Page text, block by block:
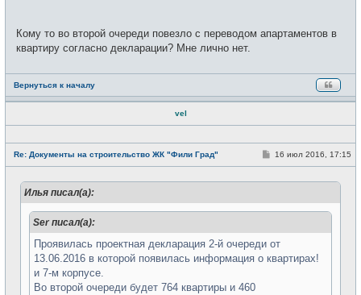
Кому то во второй очереди повезло с переводом апартаментов в
квартиру согласно декларации? Мне лично нет.
Вернуться к началу
vel
Н
е
в
с
Re: Документы на строительство ЖК "Фили Град"
С
б
е
н
е
16 июл 2016, 17:15
Илья писал(а):
Ser писал(а):
Проявилась проектная декларация 2-й очереди от
13.06.2016 в которой появилась информация о квартирах!
и 7-м корпусе.
Во второй очереди будет 764 квартиры и 460